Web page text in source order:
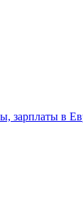
зарплаты в